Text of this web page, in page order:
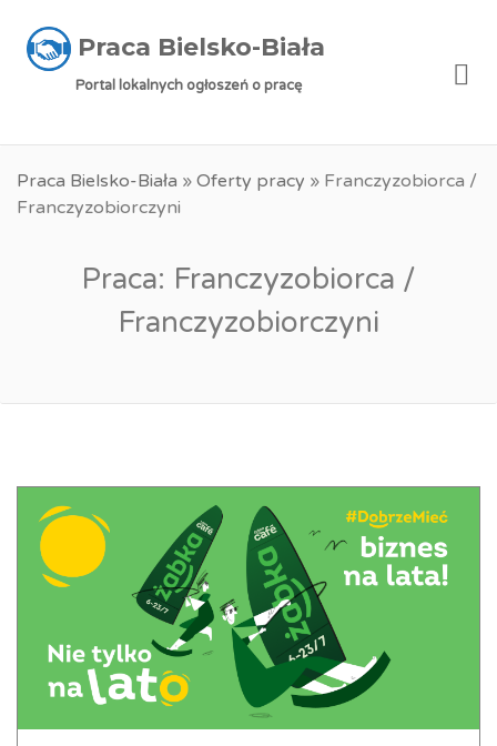
Praca Bielsko-Biała
Portal lokalnych ogłoszeń o pracę
Praca Bielsko-Biała » Oferty pracy » Franczyzobiorca /
Franczyzobiorczyni
Praca: Franczyzobiorca /
Franczyzobiorczyni